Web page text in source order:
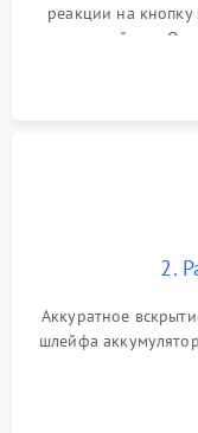
реакции на
устройства.
лабораторного
2.
Аккуратное
шлейфа
высохшей